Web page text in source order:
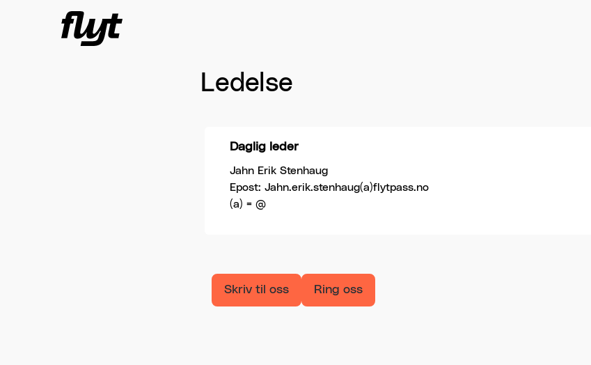
Ledelse
Daglig leder
Jahn Erik Stenhaug
Epost: Jahn.erik.stenhaug(a)flytpass.no
(a) = @
Skriv til oss Ring oss